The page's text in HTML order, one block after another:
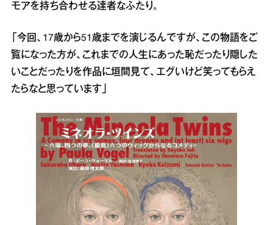
モアを持ち合わせる達者なふたり。
「今回、17歳から51歳までを演じるんですが、この物語をご
覧になった方が、これまでの人生にあった恥だったり隠した
いことだったりを作品に垣間見て、エグいけど笑ってもらえ
たらなと思っています」